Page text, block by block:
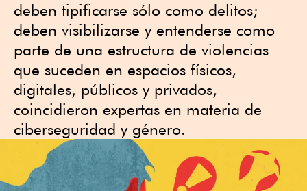
deben tipificarse sólo como delitos;
deben visibilizarse y entenderse como
parte de una estructura de violencias
que suceden en espacios físicos,
digitales, públicos y privados,
coincidieron expertas en materia de
ciberseguridad y género.